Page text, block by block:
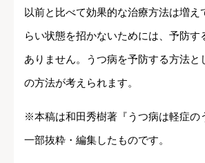
以前と比べて効果的な治療方法は増え
らい状態を招かないためには、予防す
ありません。うつ病を予防する方法と
の方法が考えられます。
※本稿は和田秀樹著『うつ病は軽症の
一部抜粋・編集したものです。